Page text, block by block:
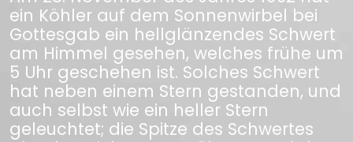
ein Köhler auf dem Sonnenwirbel bei
Gottesgab ein hellglänzendes Schwert
am Himmel gesehen, welches frühe um
5 Uhr geschehen ist. Solches Schwert
hat neben einem Stern gestanden, und
auch selbst wie ein heller Stern
geleuchtet; die Spitze des Schwertes